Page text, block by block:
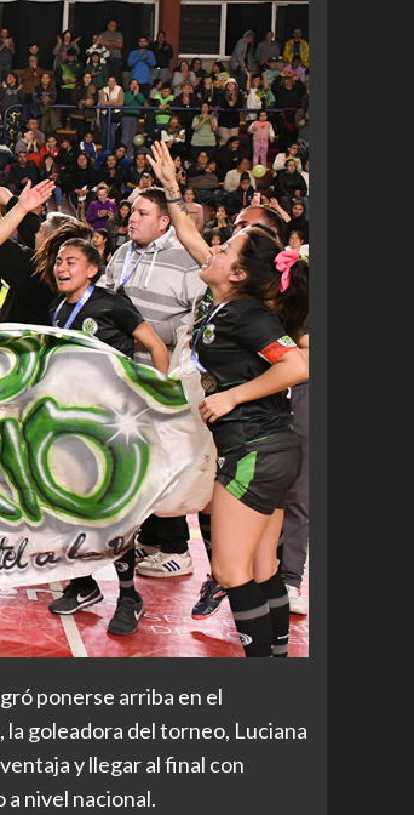
ponerse arriba en el
goleadora del torneo, Luciana
y llegar al final con
nivel nacional.